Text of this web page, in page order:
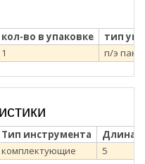
кол-во в упаковке тип
1 п/э
Тип инструмента Длина
комплектующие 5